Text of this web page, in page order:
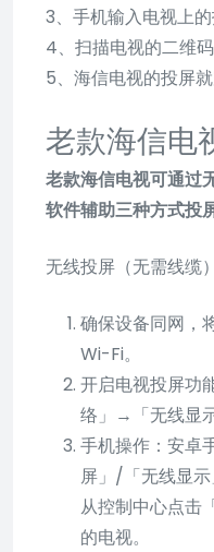
3、手机输入电视上的
4、扫描电视的二维码
5、海信电视的投屏就
老款海信电
老款海信电视可通过
软件辅助三种方式投屏
无线投屏（无需线缆）
确保设备同网，
Wi-Fi。
开启电视投屏功
络」→「无线显
手机操作：安卓
屏」/「无线显
从控制中心点击
的电视。